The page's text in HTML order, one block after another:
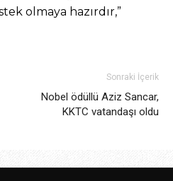
olmaya hazırdır,”
Sonraki İçerik
Nobel ödüllü Aziz Sancar,
KKTC vatandaşı oldu